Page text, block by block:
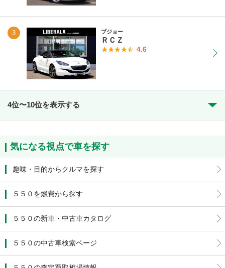
3 プジョー
ＲＣＺ
4.6
4位〜10位を表示する
気になる視点で車を探す
趣味・目的からクルマを探す
５５０を燃費から探す
５５０の新車・中古車カタログ
５５０の中古車検索ページ